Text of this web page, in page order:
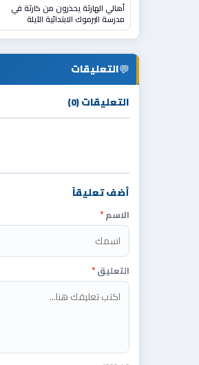
أهالي الهارثة يحذرون من كارثة في
مدرسة اليرموك الابتدائية الآيلة
💬التعليقات
التعليقات (0)
أضف تعليقاً
الاسم*
التعليق*